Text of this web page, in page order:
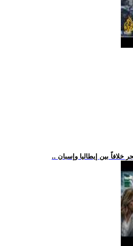
خلافاً بين إيطاليا وإسبان